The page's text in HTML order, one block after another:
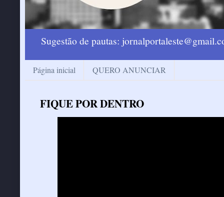
Sugestão de pautas:
Página inicial QUERO ANUNCIAR
FIQUE POR DENTRO